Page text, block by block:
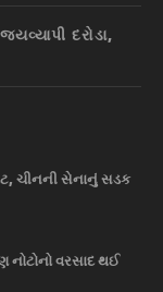
દરોડા,
ચીનની સેનાનું સડક
નોટોનો વરસાદ થઈ